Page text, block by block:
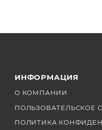
ИНФОРМАЦИЯ
О КОМПАНИИ
ПОЛЬЗОВАТЕЛЬСКОЕ
ПОЛИТИКА